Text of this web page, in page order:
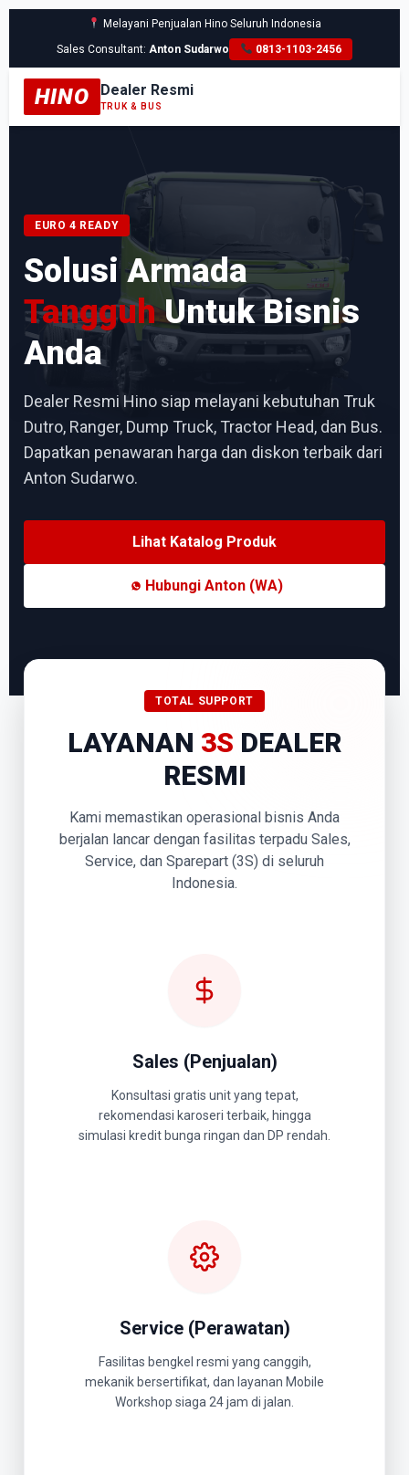
Melayani Penjualan Hino Seluruh Indonesia
Sales Consultant:Anton Sudarwo 0813-1103-2456
HINO Dealer Resmi
TRUK & BUS
EURO 4 READY
Solusi Armada
TangguhUntuk Bisnis
Anda
Dealer Resmi Hino siap melayani kebutuhan Truk
Dutro, Ranger, Dump Truck, Tractor Head, dan Bus.
Dapatkan penawaran harga dan diskon terbaik dari
Anton Sudarwo.
Lihat Katalog Produk
Hubungi Anton (WA)
TOTAL SUPPORT
LAYANAN 3S DEALER
RESMI
Kami memastikan operasional bisnis Anda
berjalan lancar dengan fasilitas terpadu Sales,
Service, dan Sparepart (3S) di seluruh
Indonesia.
Sales (Penjualan)
Konsultasi gratis unit yang tepat,
rekomendasi karoseri terbaik, hingga
simulasi kredit bunga ringan dan DP rendah.
Service (Perawatan)
Fasilitas bengkel resmi yang canggih,
mekanik bersertifikat, dan layanan Mobile
Workshop siaga 24 jam di jalan.